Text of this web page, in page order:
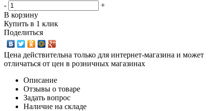
-
+
В корзину
Купить в 1 клик
Поделиться
Цена действительна только для интернет-магазина и может
отличаться от цен в розничных магазинах
Описание
Отзывы о товаре
Задать вопрос
Наличие на складе